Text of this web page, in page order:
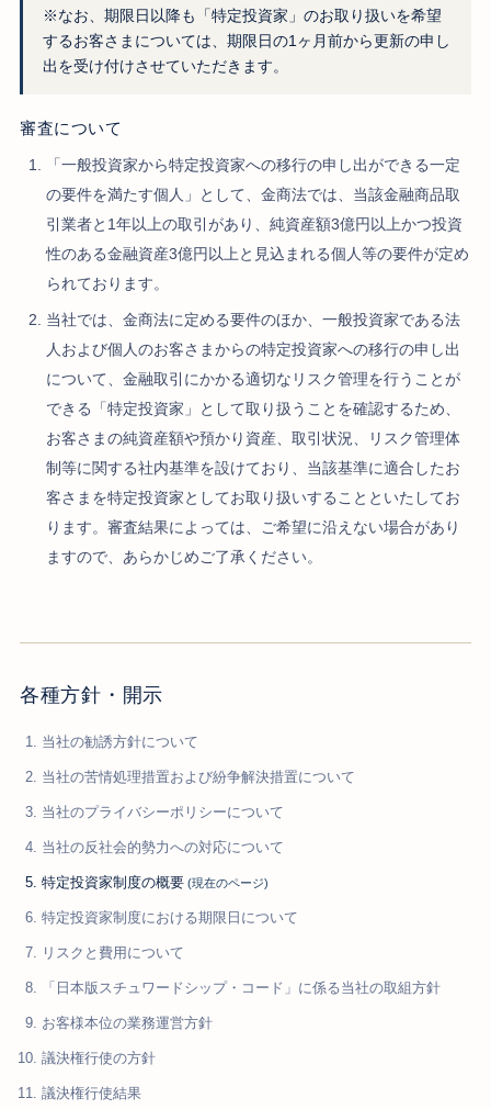
※なお、期限日以降も「特定投資家」のお取り扱いを希望
するお客さまについては、期限日の1ヶ月前から更新の申し
出を受け付けさせていただきます。
審査について
「一般投資家から特定投資家への移行の申し出ができる一定
の要件を満たす個人」として、金商法では、当該金融商品取
引業者と1年以上の取引があり、純資産額3億円以上かつ投資
性のある金融資産3億円以上と見込まれる個人等の要件が定め
られております。
当社では、金商法に定める要件のほか、一般投資家である法
人および個人のお客さまからの特定投資家への移行の申し出
について、金融取引にかかる適切なリスク管理を行うことが
できる「特定投資家」として取り扱うことを確認するため、
お客さまの純資産額や預かり資産、取引状況、リスク管理体
制等に関する社内基準を設けており、当該基準に適合したお
客さまを特定投資家としてお取り扱いすることといたしてお
ります。審査結果によっては、ご希望に沿えない場合があり
ますので、あらかじめご了承ください。
各種方針・開示
当社の勧誘方針について
当社の苦情処理措置および紛争解決措置について
当社のプライバシーポリシーについて
当社の反社会的勢力への対応について
特定投資家制度の概要
特定投資家制度における期限日について
リスクと費用について
「日本版スチュワードシップ・コード」に係る当社の取組方針
お客様本位の業務運営方針
議決権行使の方針
議決権行使結果